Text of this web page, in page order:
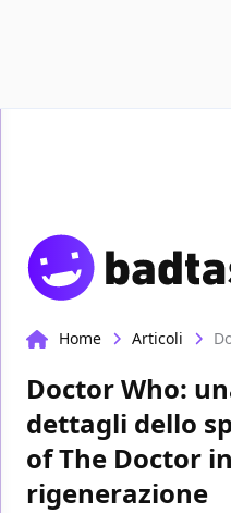
Home Articoli
Doctor Who:
dettagli dello
of The Doctor
rigenerazione